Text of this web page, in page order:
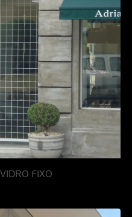
FIXO